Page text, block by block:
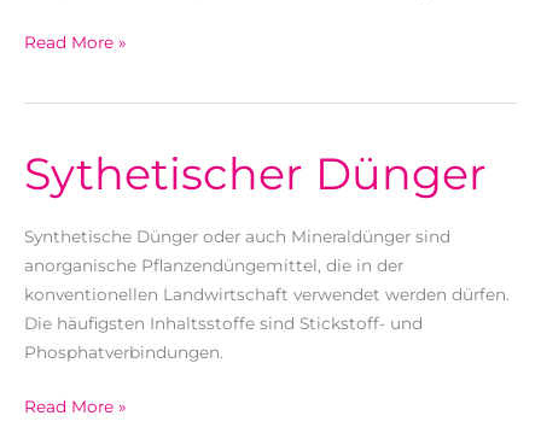
Stickstoffdünger
Read More »
Sythetischer Dünger
Synthetische Dünger oder auch Mineraldünger sind
anorganische Pflanzendüngemittel, die in der
konventionellen Landwirtschaft verwendet werden dürfen.
Die häufigsten Inhaltsstoffe sind Stickstoff- und
Phosphatverbindungen.
Sythetischer
Read More »